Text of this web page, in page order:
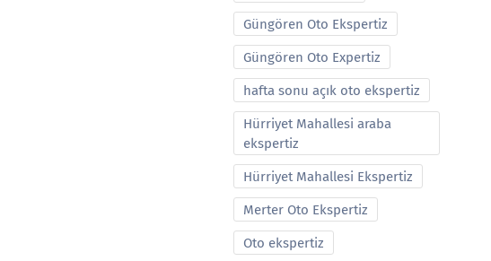
Güngören Oto Ekspertiz
Güngören Oto Expertiz
hafta sonu açık oto ekspertiz
Hürriyet Mahallesi araba
ekspertiz
Hürriyet Mahallesi Ekspertiz
Merter Oto Ekspertiz
Oto ekspertiz